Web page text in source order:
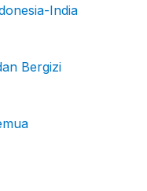
India
Bergizi